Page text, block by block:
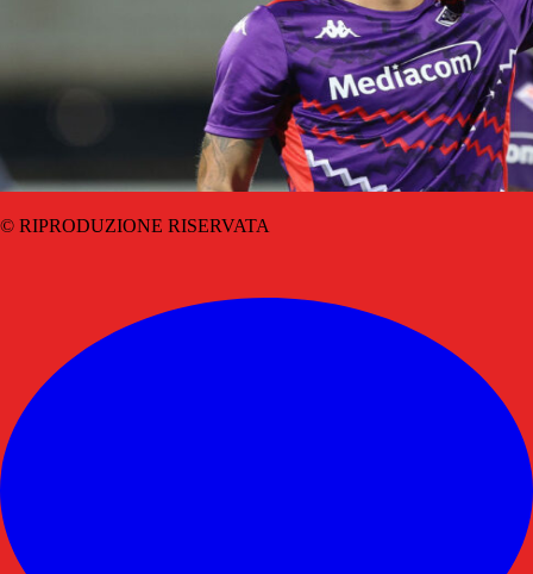
© RIPRODUZIONE RISERVATA